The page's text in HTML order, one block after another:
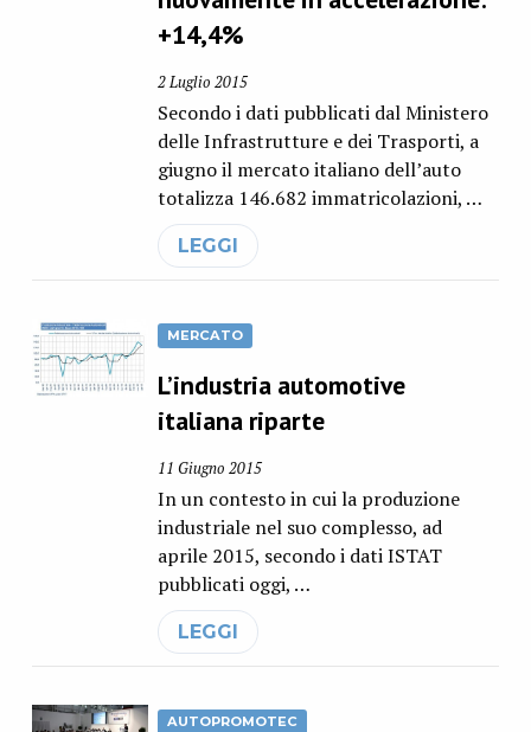
+14,4%
2 Luglio 2015
Secondo i dati pubblicati dal Ministero
delle Infrastrutture e dei Trasporti, a
giugno il mercato italiano dell’auto
totalizza 146.682 immatricolazioni, …
LEGGI
MERCATO
L’industria automotive
italiana riparte
11 Giugno 2015
In un contesto in cui la produzione
industriale nel suo complesso, ad
aprile 2015, secondo i dati ISTAT
pubblicati oggi, …
LEGGI
AUTOPROMOTEC